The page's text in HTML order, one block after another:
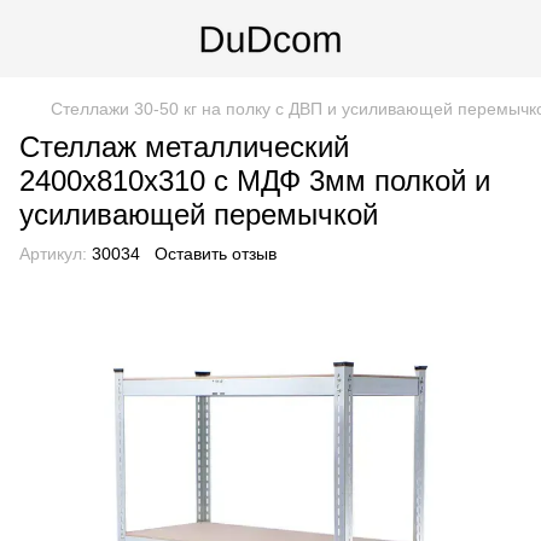
Стеллажи 30-50 кг на полку с ДВП и усиливающей
Стеллаж металлический
2400х810х310 с МДФ 3мм полкой и
усиливающей перемычкой
Артикул: 30034 Оставить отзыв